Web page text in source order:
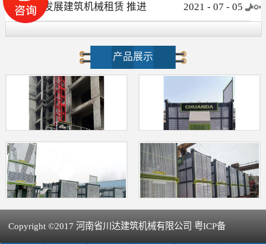
介绍
大力发展建筑机械租赁 推进
新型建筑工业化进程
2021 - 07 - 05
产品展示
Copyright ©2017 河南省川达建筑机械有限公司 粤ICP备